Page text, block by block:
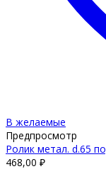
В желаемые
Предпросмотр
Ролик метал. d.65
468,00 ₽